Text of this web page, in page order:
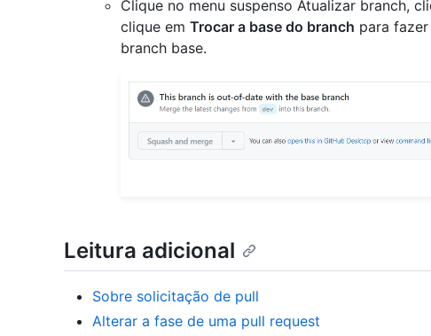
Clique no menu suspenso Atualizar branch,
clique em Trocar a base do branch para
branch base.
Leitura adicional
Sobre solicitação de pull
Alterar a fase de uma pull request